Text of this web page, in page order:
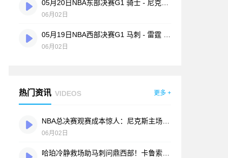
06月02日
06月02日
热门资讯 VIDEOS 更多 +
06月02日